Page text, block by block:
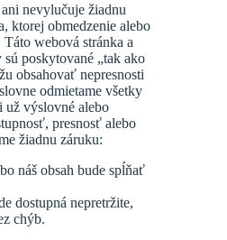
nevylučuje žiadnu
ktorej obmedzenie alebo
webová stránka a
poskytované „tak ako
obsahovať nepresnosti
odmietame všetky
výslovné alebo
presnosť alebo
žiadnu záruku:
náš obsah bude spĺňať
dostupná nepretržite,
chýb.